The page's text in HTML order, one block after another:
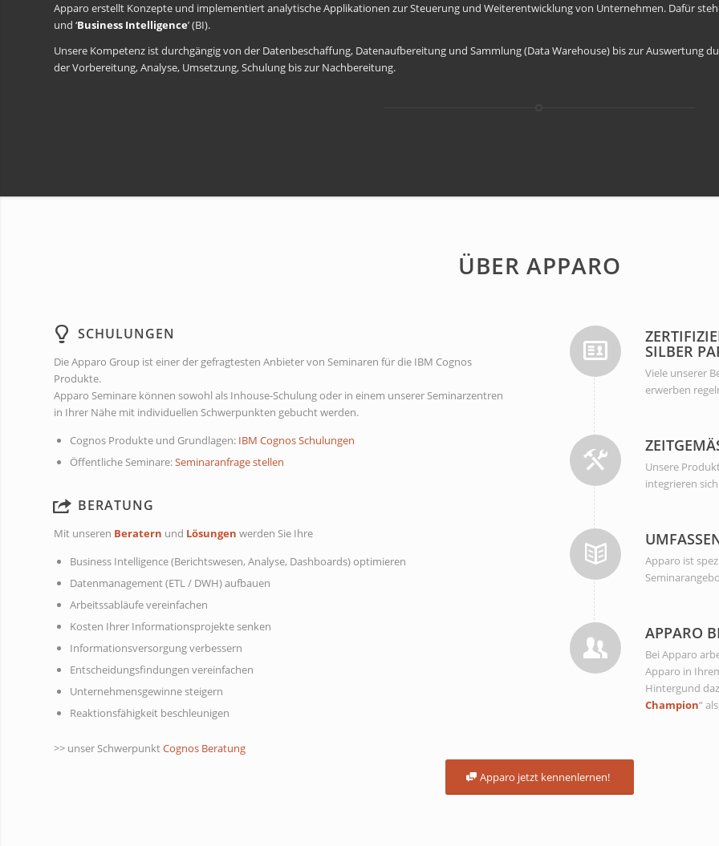
Apparo erstellt Konzepte und implementiert analytische Applikationen zur Steuerung und Weiterentwicklung von Unternehmen. Dafür
und ‘Business Intelligence’ (BI).
Unsere Kompetenz ist durchgängig von der Datenbeschaffung, Datenaufbereitung und Sammlung (Data Warehouse) bis zur Auswertung
der Vorbereitung, Analyse, Umsetzung, Schulung bis zur Nachbereitung.
ÜBER APPARO
SCHULUNGEN
Die Apparo Group ist einer der gefragtesten Anbieter von Seminaren für die IBM Cognos
Produkte.
Apparo Seminare können sowohl als Inhouse-Schulung oder in einem unserer Seminarzentren
in Ihrer Nähe mit individuellen Schwerpunkten gebucht werden.
Cognos Produkte und Grundlagen: IBM Cognos Schulungen
Öffentliche Seminare:Seminaranfrage stellen
BERATUNG
Mit unseren Beratern und Lösungen werden Sie Ihre
Business Intelligence (Berichtswesen, Analyse, Dashboards) optimieren
Datenmanagement (ETL / DWH) aufbauen
Arbeitssabläufe vereinfachen
Kosten Ihrer Informationsprojekte senken
Informationsversorgung verbessern
Entscheidungsfindungen vereinfachen
Unternehmensgewinne steigern
Reaktionsfähigkeit beschleunigen
>> unser SchwerpunktCognos Beratung
SILBER
Viele unserer
erwerben
Unsere
integrieren
Apparo ist
APPARO
Bei Apparo
Apparo in
Hintergund
Champion“
Apparo jetzt kennenlernen!